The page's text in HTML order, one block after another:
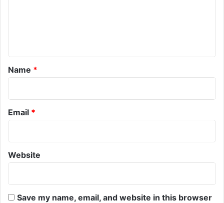
*
Name *
Email *
Website
Save my name, email, and website in this browser